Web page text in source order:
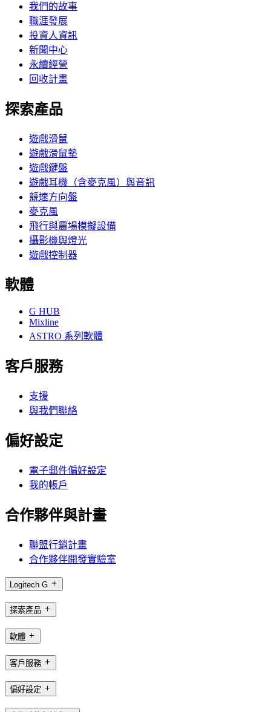
我們的故事
職涯發展
投資人資訊
新聞中心
永續經營
回收計畫
探索產品
遊戲滑鼠
遊戲滑鼠墊
遊戲鍵盤
遊戲耳機（含麥克風）與音訊
競速方向盤
麥克風
飛行與農場模擬設備
攝影機與燈光
遊戲控制器
軟體
G HUB
Mixline
ASTRO 系列軟體
客戶服務
支援
與我們聯絡
偏好設定
電子郵件偏好設定
我的帳戶
合作夥伴與計畫
聯盟行銷計畫
合作夥伴開發實驗室
Logitech G
探索產品
軟體
客戶服務
偏好設定